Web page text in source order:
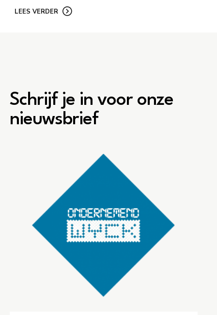
LEES VERDER
Schrijf je in voor onze
nieuwsbrief